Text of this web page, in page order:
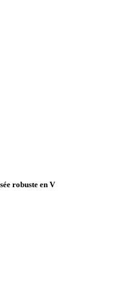
robuste en V